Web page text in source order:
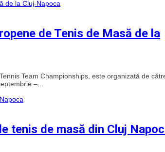
de Tenis de Masă de la
Team Championships, este organizată de
–...
tenis de masă din Cluj